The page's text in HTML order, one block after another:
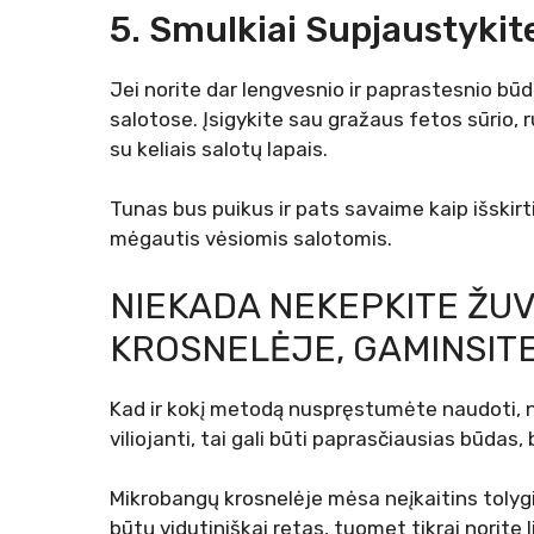
5. Smulkiai
Jei norite dar lengvesnio ir paprastesnio
salotose. Įsigykite sau gražaus fetos sūrio,
su keliais salotų lapais.
Tunas bus puikus ir pats savaime kaip
mėgautis vėsiomis salotomis.
NIEKADA NEKEPKITE
KROSNELĖJE,
Kad ir kokį metodą nuspręstumėte naudoti,
viliojanti, tai gali būti paprasčiausias
Mikrobangų krosnelėje mėsa neįkaitins
būtų vidutiniškai retas, tuomet tikrai norite